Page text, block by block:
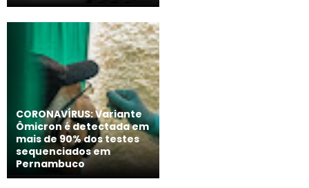
CORONAVÍRUS: Variante
Ômicron é detectada em
mais de 90% dos testes
sequenciados em
Pernambuco